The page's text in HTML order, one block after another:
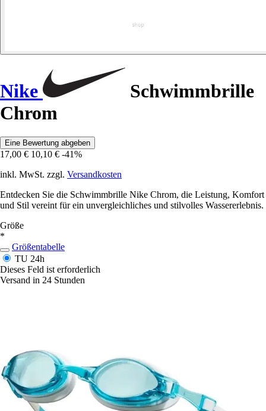
Nike
Schwimmbrille
Chrom
Eine Bewertung abgeben
17,00 € 10,10 € -41%
inkl. MwSt. zzgl. Versandkosten
Entdecken Sie die Schwimmbrille Nike Chrom, die Leistung, Komfort
und Stil vereint für ein unvergleichliches und stilvolles Wassererlebnis.
Größe
*
Größentabelle
TU 24h
Dieses Feld ist erforderlich
Versand in 24 Stunden